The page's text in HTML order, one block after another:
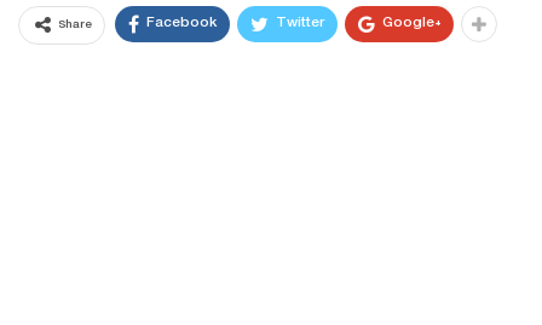
Share Facebook Twitter Google+